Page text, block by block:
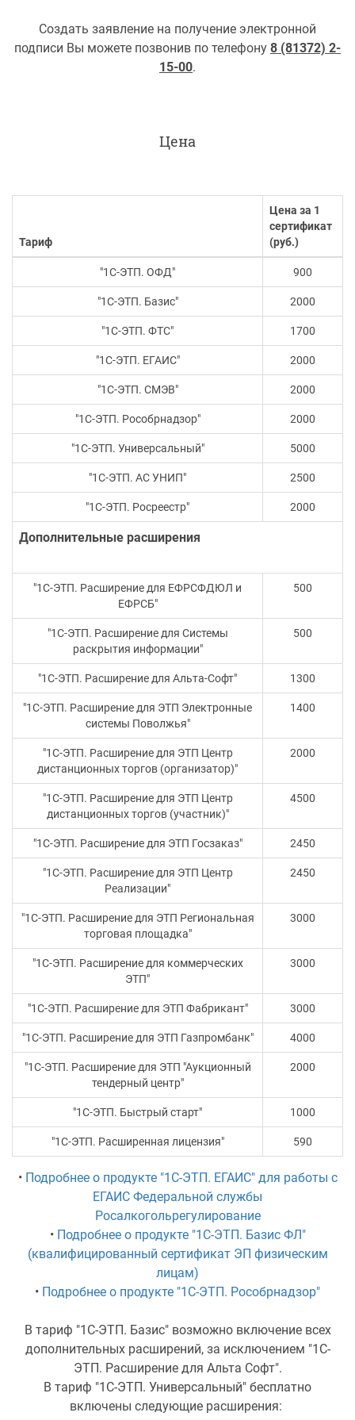
Создать заявление на получение электронной
подписи Вы можете позвонив по телефону 8 (81372) 2-
15-00.
Цена
Тариф
Цена за 1
сертификат
(руб.)
"1С-ЭТП. ОФД" 900
"1С-ЭТП. Базис" 2000
"1С-ЭТП. ФТС" 1700
"1С-ЭТП. ЕГАИС" 2000
"1С-ЭТП. СМЭВ" 2000
"1С-ЭТП. Рособрнадзор" 2000
"1С-ЭТП. Универсальный" 5000
"1С-ЭТП. АС УНИП" 2500
"1С-ЭТП. Росреестр" 2000
Дополнительные расширения
"1С-ЭТП. Расширение для ЕФРСФДЮЛ и
ЕФРСБ"
500
"1С-ЭТП. Расширение для Системы
раскрытия информации"
500
"1С-ЭТП. Расширение для Альта-Софт" 1300
"1С-ЭТП. Расширение для ЭТП Электронные
системы Поволжья"
1400
"1С-ЭТП. Расширение для ЭТП Центр
дистанционных торгов (организатор)"
2000
"1С-ЭТП. Расширение для ЭТП Центр
дистанционных торгов (участник)"
4500
"1С-ЭТП. Расширение для ЭТП Госзаказ" 2450
"1С-ЭТП. Расширение для ЭТП Центр
Реализации"
2450
"1С-ЭТП. Расширение для ЭТП Региональная
торговая площадка"
3000
"1С-ЭТП. Расширение для коммерческих
ЭТП"
3000
"1С-ЭТП. Расширение для ЭТП Фабрикант" 3000
"1С-ЭТП. Расширение для ЭТП Газпромбанк" 4000
"1С-ЭТП. Расширение для ЭТП "Аукционный
тендерный центр"
2000
"1С-ЭТП. Быстрый старт" 1000
"1С-ЭТП. Расширенная лицензия" 590
• Подробнее о продукте "1С-ЭТП. ЕГАИС" для работы с
ЕГАИС Федеральной службы
Росалкогольрегулирование
• Подробнее о продукте "1С-ЭТП. Базис ФЛ"
(квалифицированный сертификат ЭП физическим
лицам)
• Подробнее о продукте "1С-ЭТП. Рособрнадзор"
В тариф "1С-ЭТП. Базис" возможно включение всех
дополнительных расширений, за исключением "1С-
ЭТП. Расширение для Альта Софт".
В тариф "1С-ЭТП. Универсальный" бесплатно
включены следующие расширения: